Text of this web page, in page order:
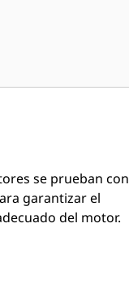
se prueban con
garantizar el
del motor.